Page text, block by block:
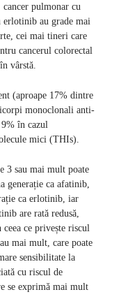
pulmonar cu
au grade mai
cei mai tineri care
cancerul colorectal
vârstă.
(aproape 17% dintre
monoclonali anti-
în cazul
mici (THIs).
3 sau mai mult poate
generație ca afatinib,
ca erlotinib, iar
are rată redusă,
ce privește riscul
mai mult, care poate
sensibilitate la
cu riscul de
se exprimă mai mult